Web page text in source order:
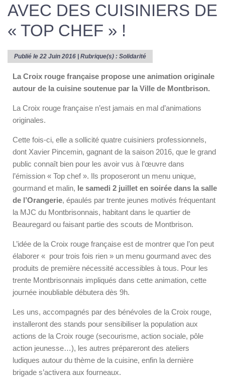
AVEC DES CUISINIERS DE
« TOP CHEF » !
Publié le 22 Juin 2016 | Rubrique(s) : Solidarité
La Croix rouge française propose une animation originale
autour de la cuisine soutenue par la Ville de Montbrison.
La Croix rouge française n’est jamais en mal d’animations
originales.
Cette fois-ci, elle a sollicité quatre cuisiniers professionnels,
dont Xavier Pincemin, gagnant de la saison 2016, que le grand
public connaît bien pour les avoir vus à l’œuvre dans
l’émission « Top chef ». Ils proposeront un menu unique,
gourmand et malin, le samedi 2 juillet en soirée dans la salle
de l’Orangerie, épaulés par trente jeunes motivés fréquentant
la MJC du Montbrisonnais, habitant dans le quartier de
Beauregard ou faisant partie des scouts de Montbrison.
L’idée de la Croix rouge française est de montrer que l’on peut
élaborer « pour trois fois rien » un menu gourmand avec des
produits de première nécessité accessibles à tous. Pour les
trente Montbrisonnais impliqués dans cette animation, cette
journée inoubliable débutera dès 9h.
Les uns, accompagnés par des bénévoles de la Croix rouge,
installeront des stands pour sensibiliser la population aux
actions de la Croix rouge (secourisme, action sociale, pôle
action jeunesse…), les autres prépareront des ateliers
ludiques autour du thème de la cuisine, enfin la dernière
brigade s’activera aux fourneaux.